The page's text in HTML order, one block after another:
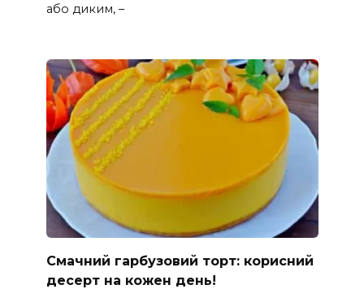
або диким, –
Смачний гарбузовий торт: корисний
десерт на кожен день!